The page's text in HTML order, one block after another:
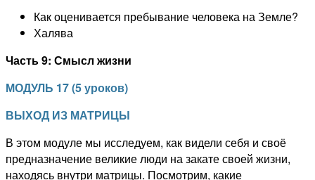
Как оценивается пребывание человека на Земле?
Халява
Часть 9: Смысл жизни
МОДУЛЬ 17(5 уроков)
ВЫХОД ИЗ МАТРИЦЫ
В этом модуле мы исследуем, как видели себя и своё
предназначение великие люди на закате своей жизни,
находясь внутри матрицы. Посмотрим, какие